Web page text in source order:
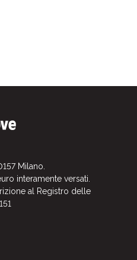
Milano.
interamente versati.
al Registro delle